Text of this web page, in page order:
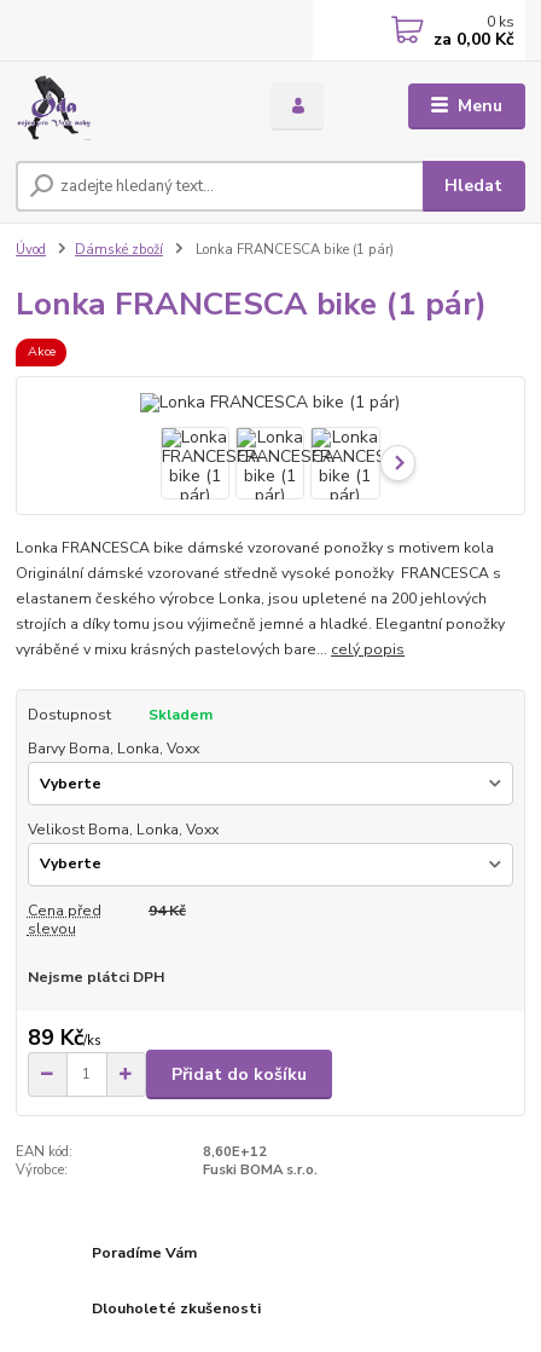
Menu
Hledat
0 ks
za 0,00 Kč
Úvod Dámské zboží Lonka FRANCESCA bike (1 pár)
Lonka FRANCESCA bike (1 pár)
Akce
Lonka FRANCESCA bike dámské vzorované ponožky s motivem kola
Originální dámské vzorované středně vysoké ponožky FRANCESCA s
elastanem českého výrobce Lonka, jsou upletené na 200 jehlových
strojích a díky tomu jsou výjimečně jemné a hladké. Elegantní ponožky
vyráběné v mixu krásných pastelových bare... celý popis
Dostupnost
Skladem
Barvy Boma, Lonka, Voxx
Velikost Boma, Lonka, Voxx
Cena před
slevou
94 Kč
Nejsme plátci DPH
89 Kč/ks
Přidat do košíku
EAN kód:
8,60E+12
Výrobce:
Fuski BOMA s.r.o.
Poradíme Vám
Dlouholeté zkušenosti